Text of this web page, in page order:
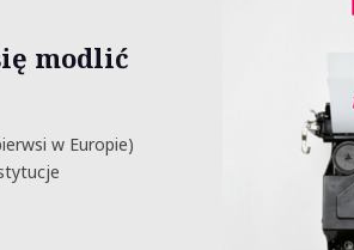
modlić
w Europie)